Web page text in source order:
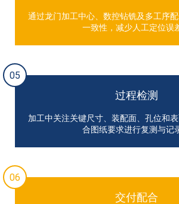
通过龙门加工中心、数控钻铣及多工序
一致性，减少人工定位误
05
过程检测
加工中关注关键尺寸、装配面、孔位和
合图纸要求进行复测与记
06
交付配合